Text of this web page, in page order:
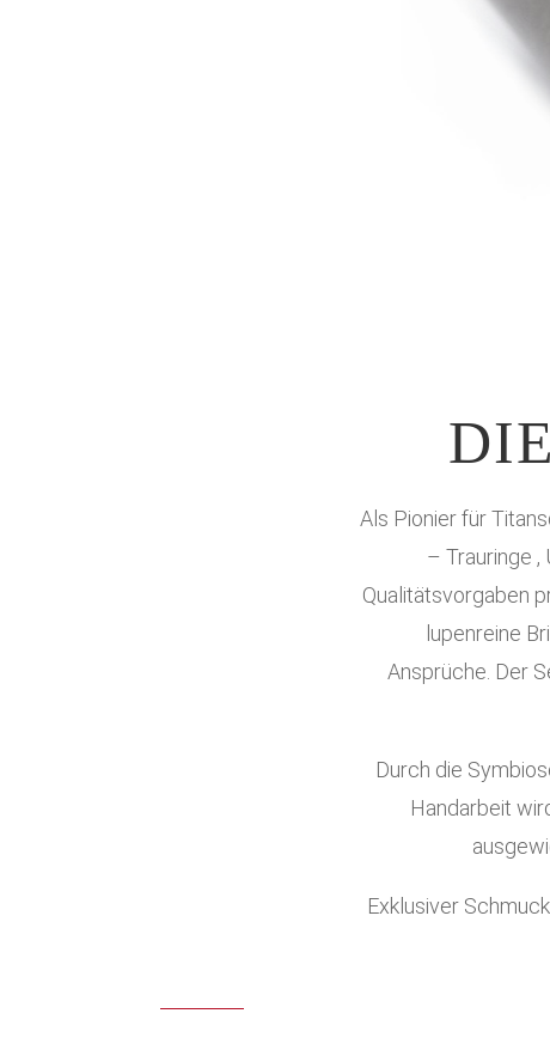
Als Pionier für
– Trauringe ,
Qualitätsvorgaben
lupenreine
Ansprüche. Der
Durch die
Handarbeit
Exklusiver